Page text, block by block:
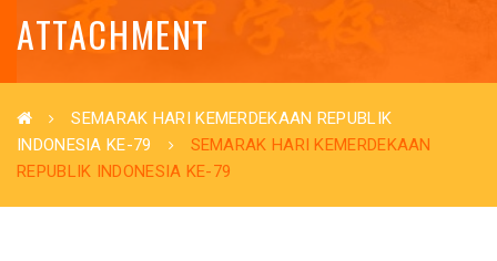
ATTACHMENT
SEMARAK HARI KEMERDEKAAN REPUBLIK
INDONESIA KE-79
SEMARAK HARI KEMERDEKAAN
REPUBLIK INDONESIA KE-79